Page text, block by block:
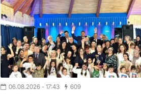
06.08.2026 - 17:43 609